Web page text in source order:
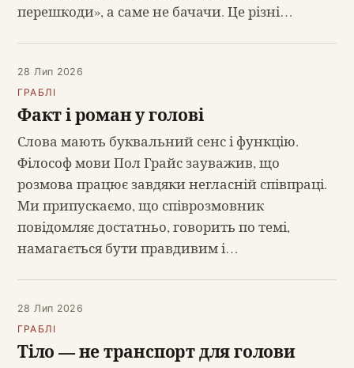
перешкоди», а саме не бачачи. Це різні…
28 Лип 2026
ГРАБЛІ
Факт і роман у голові
Слова мають буквальний сенс і функцію.
Філософ мови Пол Грайс зауважив, що
розмова працює завдяки негласній співпраці.
Ми припускаємо, що співрозмовник
повідомляє достатньо, говорить по темі,
намагається бути правдивим і…
28 Лип 2026
ГРАБЛІ
Тіло — не транспорт для голови